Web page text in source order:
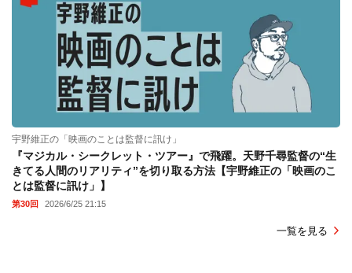
宇野維正の「映画のことは監督に訊け」
『マジカル・シークレット・ツアー』で飛躍。天野千尋監督の“生
きてる人間のリアリティ”を切り取る方法【宇野維正の「映画のこ
とは監督に訊け」】
第30回 2026/6/25 21:15
一覧を見る